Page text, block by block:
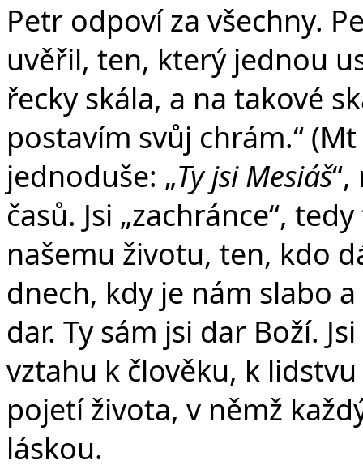
Petr odpoví za všechny.
uvěřil, ten, který jednou
řecky skála, a na takové
postavím svůj chrám.“
jednoduše: „Ty jsi Mesiáš
časů. Jsi „zachránce“,
našemu životu, ten, kdo
dnech, kdy je nám slabo
dar. Ty sám jsi dar Boží.
vztahu k člověku, k
pojetí života, v němž
láskou.